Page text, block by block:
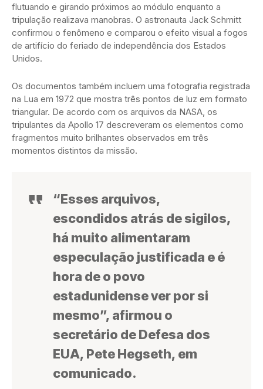
flutuando e girando próximos ao módulo enquanto a
tripulação realizava manobras. O astronauta Jack Schmitt
confirmou o fenômeno e comparou o efeito visual a fogos
de artifício do feriado de independência dos Estados
Unidos.
Os documentos também incluem uma fotografia registrada
na Lua em 1972 que mostra três pontos de luz em formato
triangular. De acordo com os arquivos da NASA, os
tripulantes da Apollo 17 descreveram os elementos como
fragmentos muito brilhantes observados em três
momentos distintos da missão.
“Esses arquivos,
escondidos atrás de sigilos,
há muito alimentaram
especulação justificada e é
hora de o povo
estadunidense ver por si
mesmo”, afirmou o
secretário de Defesa dos
EUA, Pete Hegseth, em
comunicado.